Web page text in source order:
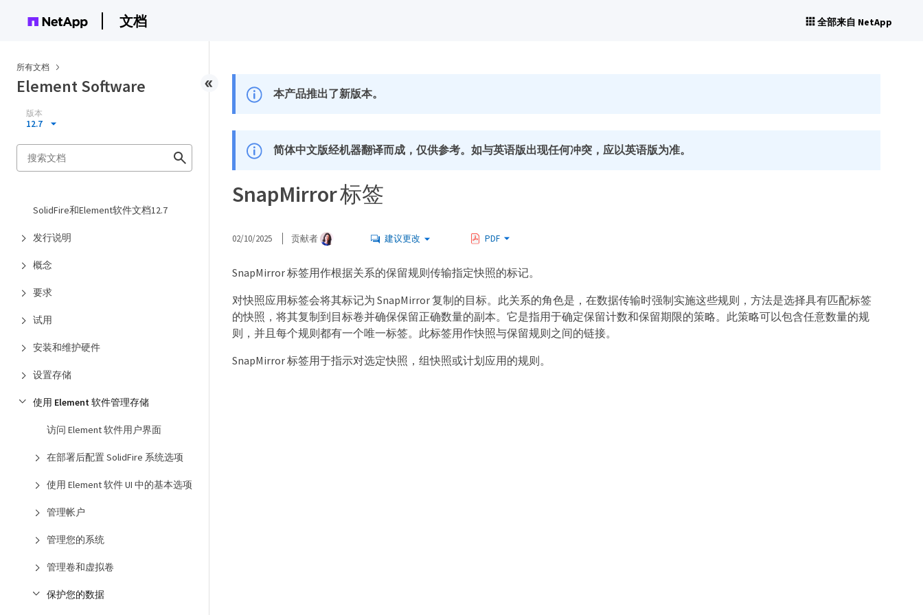
文档 全部来自 NetApp
所有文档
Element Software
版本
12.7
SolidFire和Element软件文档12.7
发行说明
概念
要求
试用
安装和维护硬件
设置存储
使用 Element 软件管理存储
访问 Element 软件用户界面
在部署后配置 SolidFire 系统选项
使用 Element 软件 UI 中的基本选项
管理帐户
管理您的系统
管理卷和虚拟卷
保护您的数据
本产品推出了新版本。
简体中文版经机器翻译而成，仅供参考。如与英语版出现任何冲突，应以英语版为准。
SnapMirror 标签
02/10/2025 贡献者 建议更改 PDF
SnapMirror 标签用作根据关系的保留规则传输指定快照的标记。
对快照应用标签会将其标记为 SnapMirror 复制的目标。此关系的角色是，在数据传输时强制实施这些规则，方法是选择具有匹配标签
的快照，将其复制到目标卷并确保保留正确数量的副本。它是指用于确定保留计数和保留期限的策略。此策略可以包含任意数量的规
则，并且每个规则都有一个唯一标签。此标签用作快照与保留规则之间的链接。
SnapMirror 标签用于指示对选定快照，组快照或计划应用的规则。